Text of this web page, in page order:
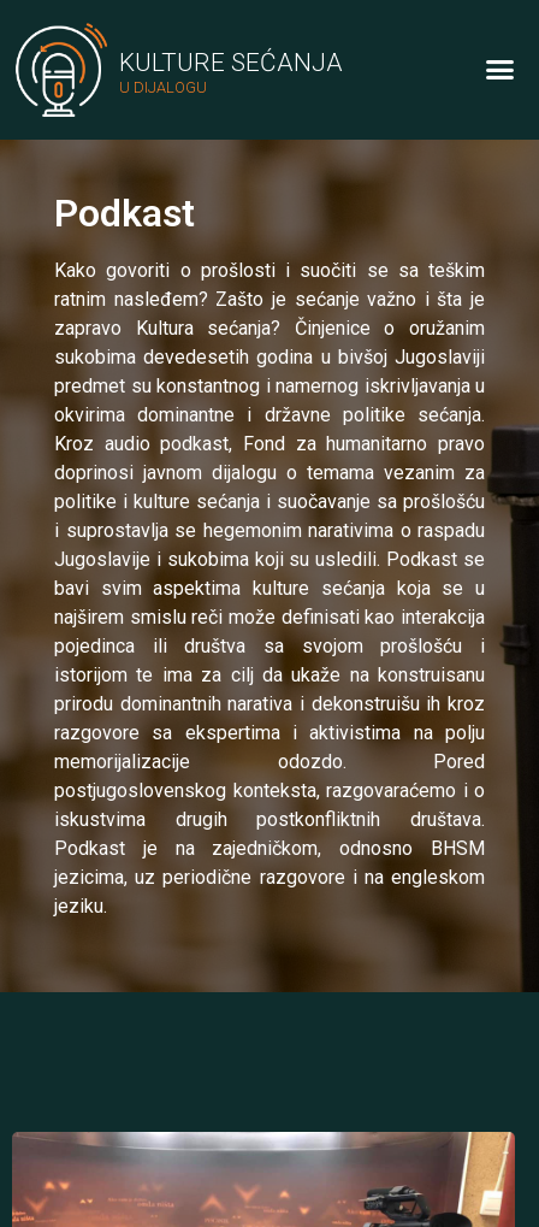
KULTURE SEĆANJA
U DIJALOGU
Podkast
Kako govoriti o prošlosti i suočiti se sa teškim
ratnim nasleđem? Zašto je sećanje važno i šta je
zapravo Kultura sećanja? Činjenice o oružanim
sukobima devedesetih godina u bivšoj Jugoslaviji
predmet su konstantnog i namernog iskrivljavanja u
okvirima dominantne i državne politike sećanja.
Kroz audio podkast, Fond za humanitarno pravo
doprinosi javnom dijalogu o temama vezanim za
politike i kulture sećanja i suočavanje sa prošlošću
i suprostavlja se hegemonim narativima o raspadu
Jugoslavije i sukobima koji su usledili. Podkast se
bavi svim aspektima kulture sećanja koja se u
najširem smislu reči može definisati kao interakcija
pojedinca ili društva sa svojom prošlošću i
istorijom te ima za cilj da ukaže na konstruisanu
prirodu dominantnih narativa i dekonstruišu ih kroz
razgovore sa ekspertima i aktivistima na polju
memorijalizacije odozdo. Pored
postjugoslovenskog konteksta, razgovaraćemo i o
iskustvima drugih postkonfliktnih društava.
Podkast je na zajedničkom, odnosno BHSM
jezicima, uz periodične razgovore i na engleskom
jeziku.